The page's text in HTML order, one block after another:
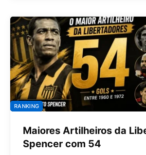
RANKING
Maiores Artilheiros da
Spencer com 54